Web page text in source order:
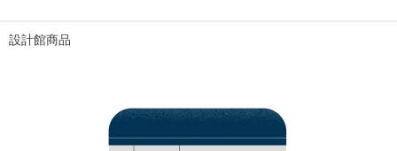
設計館商品